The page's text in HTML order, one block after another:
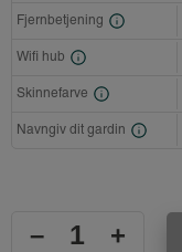
Fjernbetjening
Wifi hub
Skinnefarve
Navngiv dit gardin
– +